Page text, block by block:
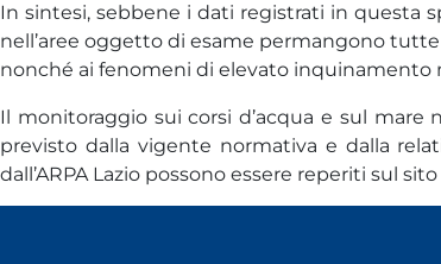
In sintesi, sebbene i dati registrati in questa
nell’aree oggetto di esame permangono
nonché ai fenomeni di elevato inquinamento
Il monitoraggio sui corsi d’acqua e sul
previsto dalla vigente normativa e dalla
dall’ARPA Lazio possono essere reperiti sul sito